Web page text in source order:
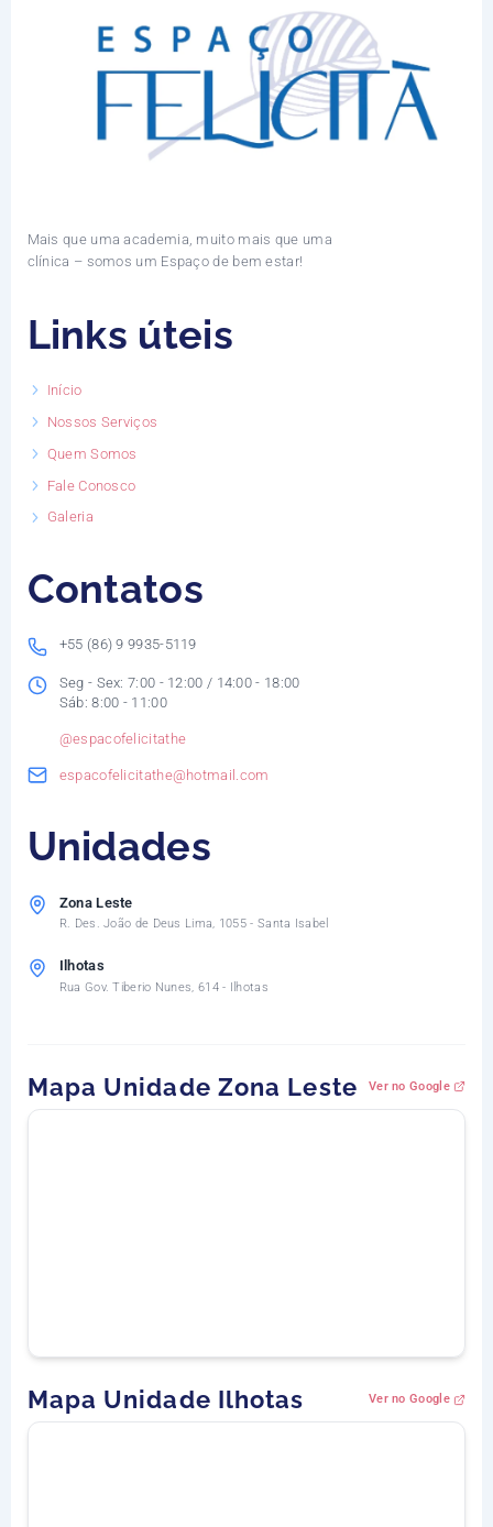
Mais que uma academia, muito mais que uma
clínica – somos um Espaço de bem estar!
Links úteis
Início
Nossos Serviços
Quem Somos
Fale Conosco
Galeria
Contatos
+55 (86) 9 9935-5119
Seg - Sex: 7:00 - 12:00 / 14:00 - 18:00
Sáb: 8:00 - 11:00
@espacofelicitathe
espacofelicitathe@hotmail.com
Unidades
Zona Leste
R. Des. João de Deus Lima, 1055 - Santa Isabel
Ilhotas
Rua Gov. Tiberio Nunes, 614 - Ilhotas
Mapa Unidade Zona Leste Ver no Google
Mapa Unidade Ilhotas Ver no Google